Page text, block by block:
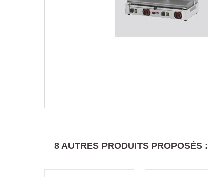
8 AUTRES PRODUITS PROPOSÉS :